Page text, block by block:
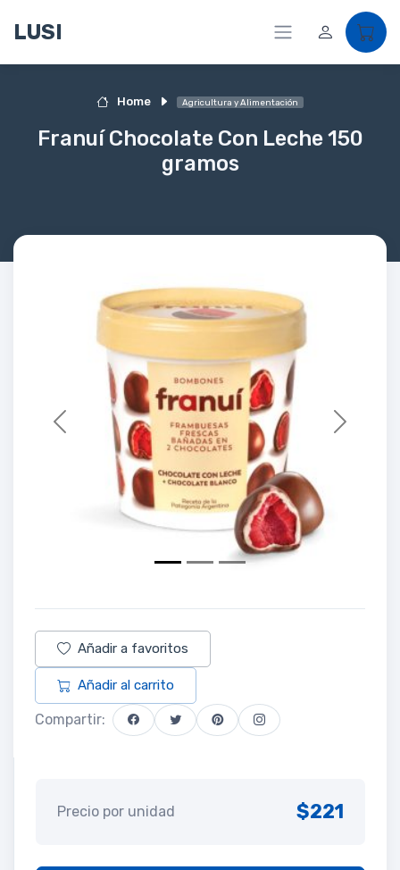
LUSI
Home Agricultura y Alimentación
Franuí Chocolate Con Leche 150
gramos
Previous Next
Añadir a favoritos
Añadir al carrito
Compartir:
Precio por unidad $221